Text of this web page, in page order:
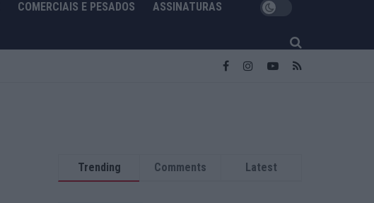
COMERCIAIS E PESADOS ASSINATURAS
Trending Comments Latest